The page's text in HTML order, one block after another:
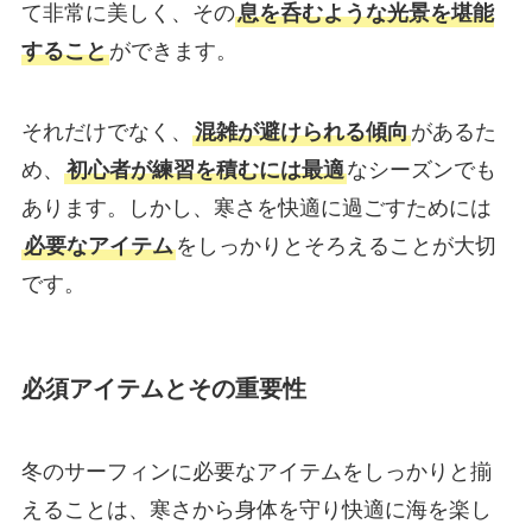
て非常に美しく、その息を呑むような光景を堪能
することができます。
それだけでなく、 混雑が避けられる傾向があるた
め、 初心者が練習を積むには最適なシーズンでも
あります。しかし、寒さを快適に過ごすためには
必要なアイテムをしっかりとそろえることが大切
です。
必須アイテムとその重要性
冬のサーフィンに必要なアイテムをしっかりと揃
えることは、寒さから身体を守り快適に海を楽し